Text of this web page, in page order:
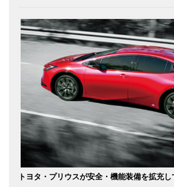
トヨタ・プリウスが安全・機能装備を拡充